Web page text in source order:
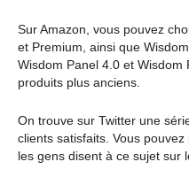
Sur Amazon, vous pouvez
et Premium, ainsi que
Wisdom Panel 4.0 et Wisdom
produits plus anciens.
On trouve sur Twitter une
clients satisfaits. Vous
les gens disent à ce sujet sur